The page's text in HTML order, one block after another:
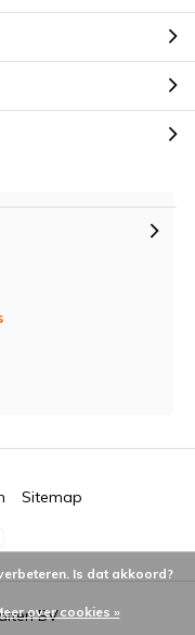
BV
Sitemap
Is dat akkoord?
over cookies »